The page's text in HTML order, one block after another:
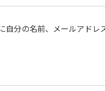
分の名前、メールアドレ